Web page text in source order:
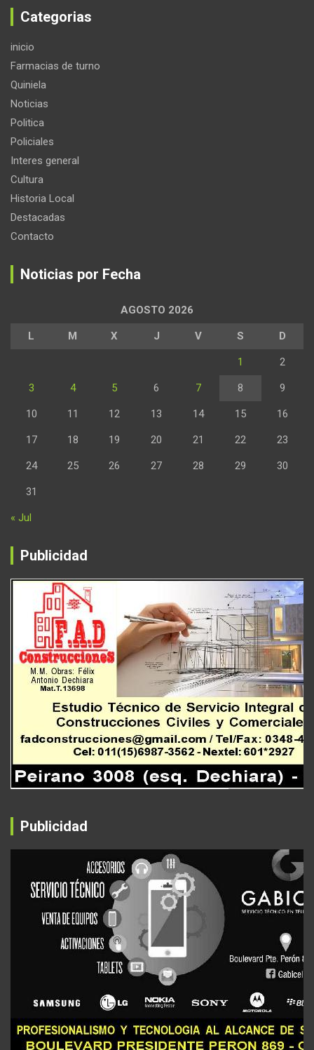
Categorias
inicio
Farmacias de turno
Quiniela
Noticias
Politica
Policiales
Interes general
Cultura
Historia Local
Destacadas
Contacto
Noticias por Fecha
AGOSTO 2026
L M X J V S D
1 2
3 4 5 6 7 8 9
10 11 12 13 14 15 16
17 18 19 20 21 22 23
24 25 26 27 28 29 30
31
« Jul
Publicidad
Publicidad